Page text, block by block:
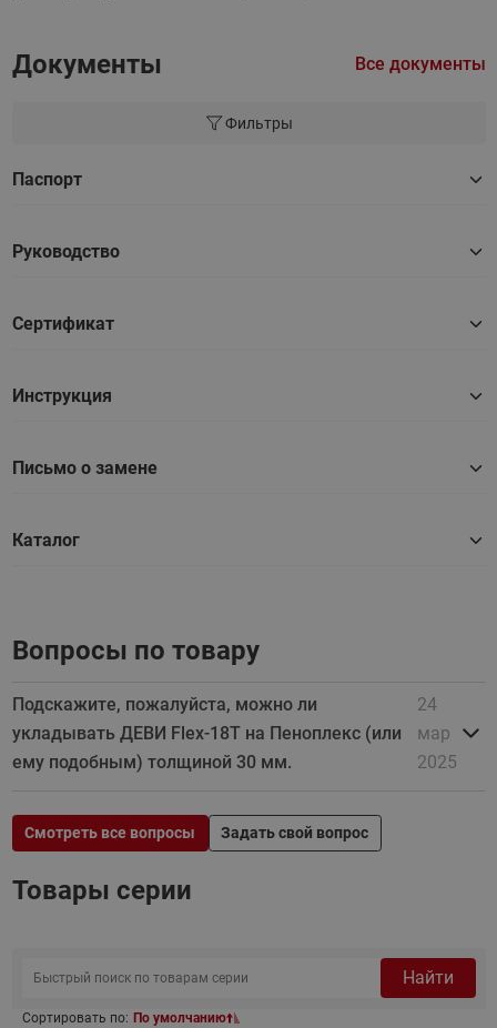
Документы Все документы
Фильтры
Паспорт
Руководство
Сертификат
Инструкция
Письмо о замене
Каталог
Вопросы по товару
Подскажите, пожалуйста, можно ли
укладывать ДЕВИ Flex-18Т на Пеноплекс (или
ему подобным) толщиной 30 мм.
24
мар
2025
Смотреть все вопросы Задать свой вопрос
Товары серии
Найти
Сортировать по: По умолчанию